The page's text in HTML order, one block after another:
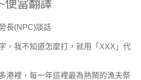
便當翻譯
長(NPC)談話
，我不知道怎麼打，就用「XXX」代
港裡，每一年這裡最為熱鬧的漁夫祭